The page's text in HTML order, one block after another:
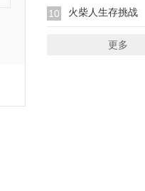
10 火柴人生存挑战
更多